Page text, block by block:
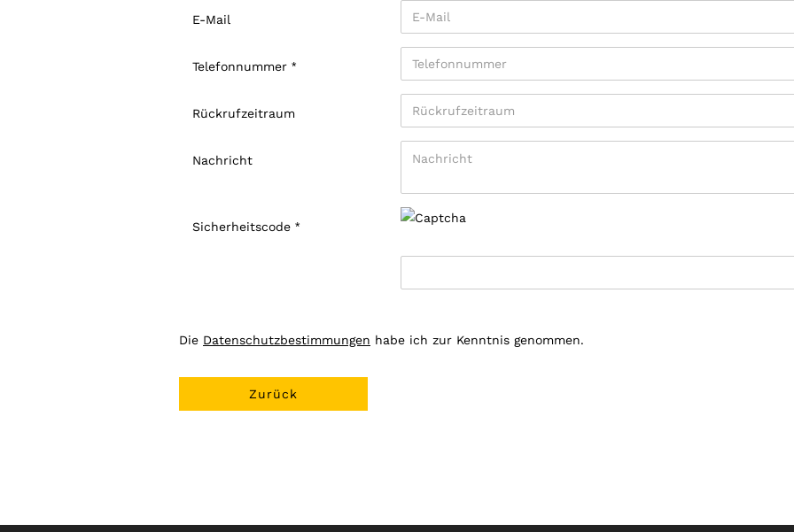
E-Mail
Telefonnummer
Rückrufzeitraum
Nachricht
Sicherheitscode
Die Datenschutzbestimmungen habe ich zur Kenntnis genommen.
Zurück